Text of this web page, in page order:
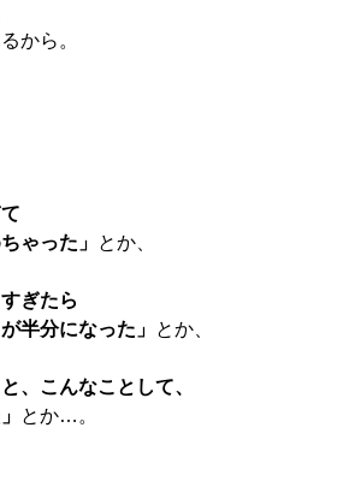
から。
ゃった」 とか、
ぎたら
半分になった」 とか、
、こんなことして、
とか…。